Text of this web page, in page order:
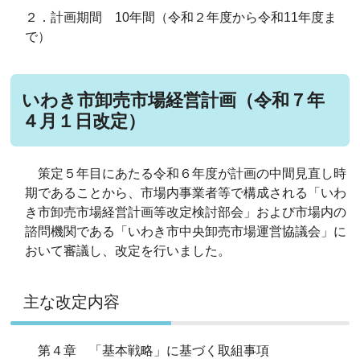
２．計画期間 10年間（令和２年度から令和11年度ま
で）
いわき市卸売市場経営計画（令和７年
４月１日改定）
策定５年目にあたる令和６年度が計画の中間見直し時
期であることから、市場内事業者等で構成される「いわ
き市卸売市場経営計画等改定検討部会」および市場内の
諮問機関である「いわき市中央卸売市場運営協議会」に
おいて審議し、改定を行いました。
主な改定内容
第４章 「基本戦略」に基づく取組事項